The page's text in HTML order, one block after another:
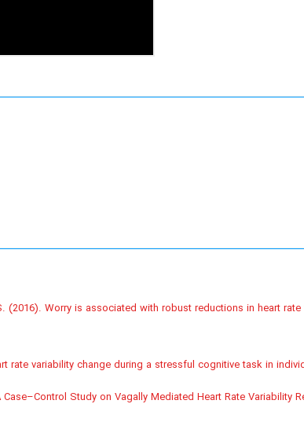
Worry is associated with robust reductions in heart rate
rate variability change during a stressful cognitive task in
Study on Vagally Mediated Heart Rate Variability